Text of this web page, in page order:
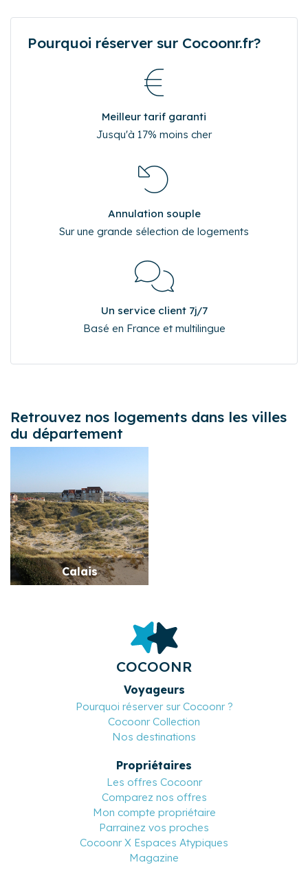
Pourquoi réserver sur Cocoonr.fr?
Meilleur tarif garanti
Jusqu'à 17% moins cher
Annulation souple
Sur une grande sélection de logements
Un service client 7j/7
Basé en France et multilingue
Retrouvez nos logements dans les villes
du département
Calais
COCOONR
Voyageurs
Pourquoi réserver sur Cocoonr ?
Cocoonr Collection
Nos destinations
Propriétaires
Les offres Cocoonr
Comparez nos offres
Mon compte propriétaire
Parrainez vos proches
Cocoonr X Espaces Atypiques
Magazine